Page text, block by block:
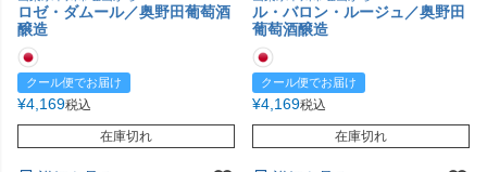
ロゼ・ダムール／奥野田葡萄酒
醸造
クール便でお届け
¥4,169税込
在庫切れ
ル・バロン・ルージュ／奥野田
葡萄酒醸造
クール便でお届け
¥4,169税込
在庫切れ